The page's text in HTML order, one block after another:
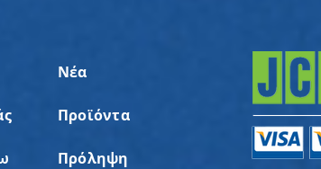
Νέα
Προϊόντα
Πρόληψη